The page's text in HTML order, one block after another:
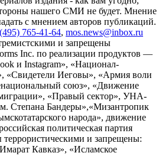
нашего СМИ не будет. Мнение
с мнением авторов публикаций.
765-41-64, mos.news@inbox.ru
и запрещены
Inc. по реализации продуктов —
и Instagram», «Национал-
«Свидетели Иеговы», «Армия воли
союз», «Движение
«Правый сектор», УНА-
Бандеры»,«Мизантропик
народа», движение
политическая партия
и запрещены:
Кавказ», «Исламское